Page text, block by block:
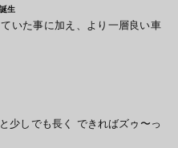
生
いた事に加え、より一層良い車
少しでも長く できればズゥ〜っ